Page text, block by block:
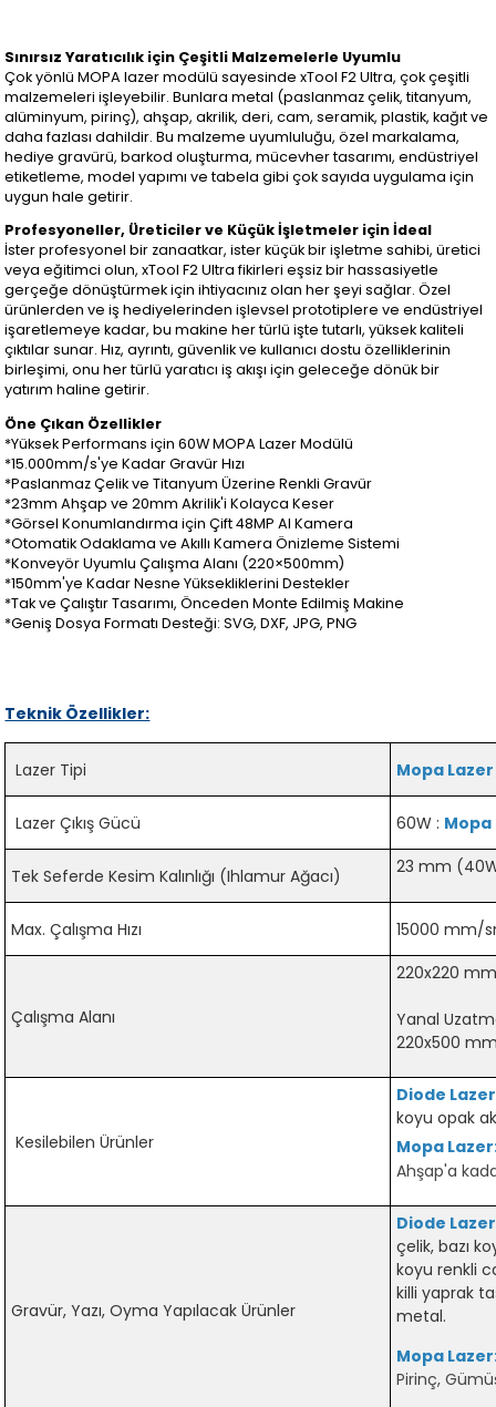
Sınırsız Yaratıcılık için Çeşitli Malzemelerle Uyumlu
Çok yönlü MOPA lazer modülü sayesinde xTool F2 Ultra, çok çeşitli
malzemeleri işleyebilir. Bunlara metal (paslanmaz çelik, titanyum,
alüminyum, pirinç), ahşap, akrilik, deri, cam, seramik, plastik, kağıt ve
daha fazlası dahildir. Bu malzeme uyumluluğu, özel markalama,
hediye gravürü, barkod oluşturma, mücevher tasarımı, endüstriyel
etiketleme, model yapımı ve tabela gibi çok sayıda uygulama için
uygun hale getirir.
Profesyoneller, Üreticiler ve Küçük İşletmeler için İdeal
İster profesyonel bir zanaatkar, ister küçük bir işletme sahibi, üretici
veya eğitimci olun, xTool F2 Ultra fikirleri eşsiz bir hassasiyetle
gerçeğe dönüştürmek için ihtiyacınız olan her şeyi sağlar. Özel
ürünlerden ve iş hediyelerinden işlevsel prototiplere ve endüstriyel
işaretlemeye kadar, bu makine her türlü işte tutarlı, yüksek kaliteli
çıktılar sunar. Hız, ayrıntı, güvenlik ve kullanıcı dostu özelliklerinin
birleşimi, onu her türlü yaratıcı iş akışı için geleceğe dönük bir
yatırım haline getirir.
Öne Çıkan Özellikler
*Yüksek Performans için 60W MOPA Lazer Modülü
*15.000mm/s'ye Kadar Gravür Hızı
*Paslanmaz Çelik ve Titanyum Üzerine Renkli Gravür
*23mm Ahşap ve 20mm Akrilik'i Kolayca Keser
*Görsel Konumlandırma için Çift 48MP AI Kamera
*Otomatik Odaklama ve Akıllı Kamera Önizleme Sistemi
*Konveyör Uyumlu Çalışma Alanı (220×500mm)
*150mm'ye Kadar Nesne Yüksekliklerini Destekler
*Tak ve Çalıştır Tasarımı, Önceden Monte Edilmiş Makine
*Geniş Dosya Formatı Desteği: SVG, DXF, JPG, PNG
Teknik Özellikler:
Lazer Tipi Mopa Lazer
Lazer Çıkış Gücü 60W : Mopa
Tek Seferde Kesim Kalınlığı (Ihlamur Ağacı) 23 mm
Max. Çalışma Hızı 15000 mm/
Çalışma Alanı
220x220
Yanal
220x500
Kesilebilen Ürünler
Diode Lazer
koyu opak
Mopa
Ahşap'a
Gravür, Yazı, Oyma Yapılacak Ürünler
Diode
çelik, bazı
koyu renkli
killi yaprak
metal.
Mopa
Pirinç,